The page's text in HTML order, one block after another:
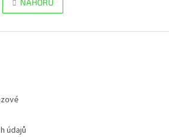
á
n
k
v
údajů